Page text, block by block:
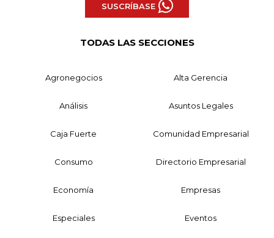
SUSCRÍBASE
TODAS LAS SECCIONES
Agronegocios Alta Gerencia
Análisis Asuntos Legales
Caja Fuerte Comunidad Empresarial
Consumo Directorio Empresarial
Economía Empresas
Especiales Eventos